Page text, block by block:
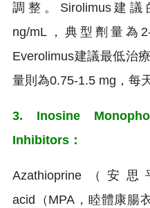
調整。Sirolimus建
ng/mL，典型劑量為
Everolimus建議最低治
量則為0.75-1.5 mg，每
3. Inosine
Inhibitors：
Azathioprine（安思
acid（MPA，睦體康腸